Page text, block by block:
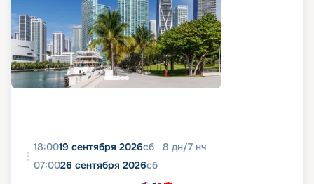
18:0019 сентября 2026сб 8 дн/7 нч
07:0026 сентября 2026сб